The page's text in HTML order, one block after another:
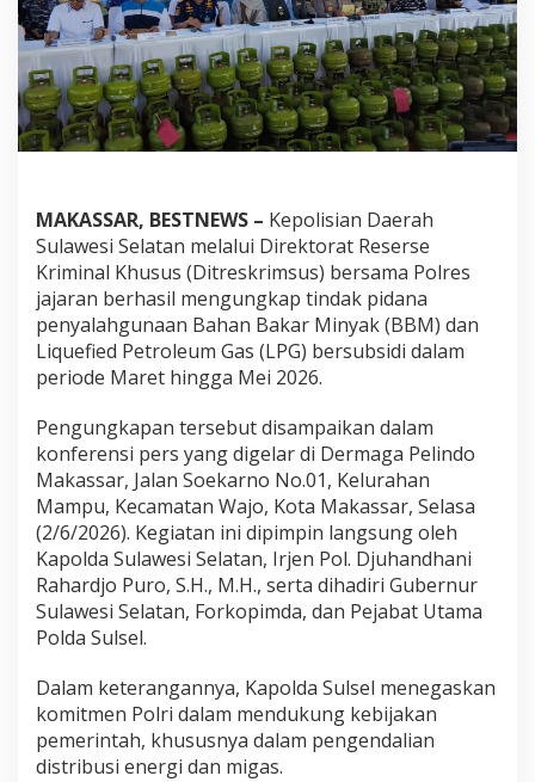
f
e
r
e
n
i
s
P
e
n
g
u
n
g
a
p
a
n
K
a
u
s
P
a
l
a
h
MAKASSAR, BESTNEWS – Kepolisian Daerah
Sulawesi Selatan melalui Direktorat Reserse
Kriminal Khusus (Ditreskrimsus) bersama Polres
jajaran berhasil mengungkap tindak pidana
penyalahgunaan Bahan Bakar Minyak (BBM) dan
Liquefied Petroleum Gas (LPG) bersubsidi dalam
periode Maret hingga Mei 2026.
Pengungkapan tersebut disampaikan dalam
konferensi pers yang digelar di Dermaga Pelindo
Makassar, Jalan Soekarno No.01, Kelurahan
Mampu, Kecamatan Wajo, Kota Makassar, Selasa
(2/6/2026). Kegiatan ini dipimpin langsung oleh
Kapolda Sulawesi Selatan, Irjen Pol. Djuhandhani
Rahardjo Puro, S.H., M.H., serta dihadiri Gubernur
Sulawesi Selatan, Forkopimda, dan Pejabat Utama
Polda Sulsel.
Dalam keterangannya, Kapolda Sulsel menegaskan
komitmen Polri dalam mendukung kebijakan
pemerintah, khususnya dalam pengendalian
distribusi energi dan migas.